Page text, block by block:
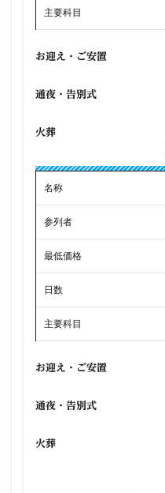
主要科目
お迎え・ご安置
通夜・告別式
火葬
名称
参列者
最低価格
日数
主要科目
お迎え・ご安置
通夜・告別式
火葬